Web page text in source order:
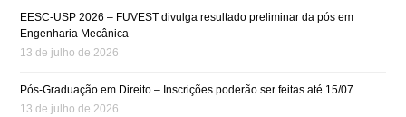
EESC-USP 2026 – FUVEST divulga resultado preliminar da pós em
Engenharia Mecânica
13 de julho de 2026
Pós-Graduação em Direito – Inscrições poderão ser feitas até 15/07
13 de julho de 2026